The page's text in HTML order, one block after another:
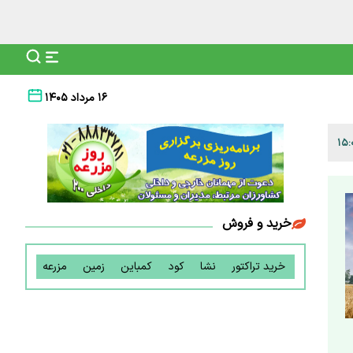
۱۶ مرداد ۱۴۰۵
خرید و فروش
خرید تراکتور نشا کود کمباین زمین مزرعه